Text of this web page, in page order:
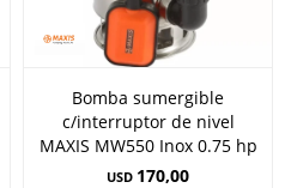
Bomba sumergible
c/interruptor de nivel
MAXIS MW550 Inox 0.75 hp
USD 170,00